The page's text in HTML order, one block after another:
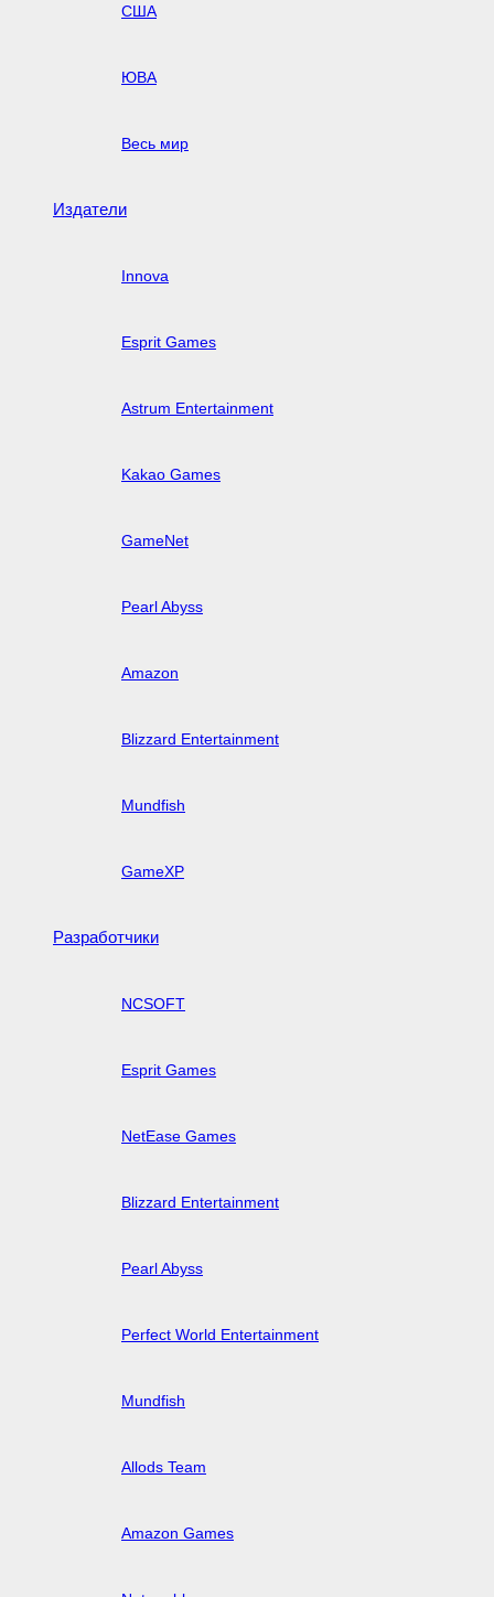
США
ЮВА
Весь мир
Издатели
Innova
Esprit Games
Astrum Entertainment
Kakao Games
GameNet
Pearl Abyss
Amazon
Blizzard Entertainment
Mundfish
GameXP
Разработчики
NCSOFT
Esprit Games
NetEase Games
Blizzard Entertainment
Pearl Abyss
Perfect World Entertainment
Mundfish
Allods Team
Amazon Games